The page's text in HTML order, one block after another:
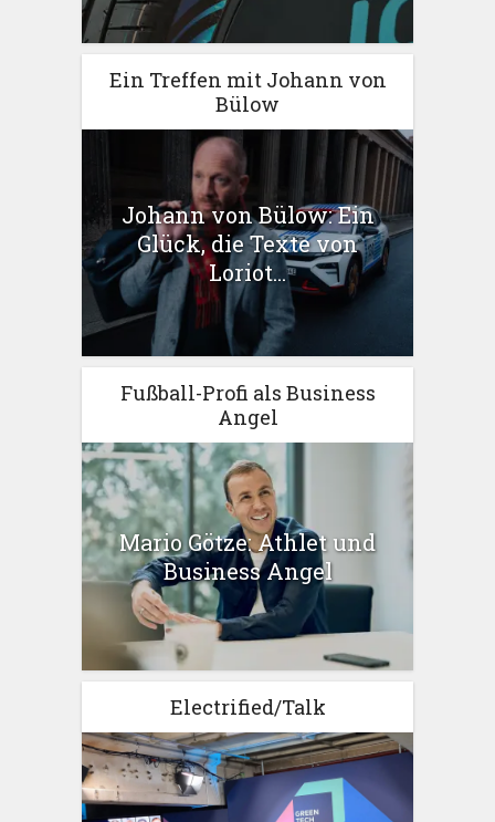
Ein Treffen mit Johann von
Bülow
Johann von Bülow: Ein
Glück, die Texte von
Loriot...
Fußball-Profi als Business
Angel
Mario Götze: Athlet und
Business Angel
Electrified/Talk